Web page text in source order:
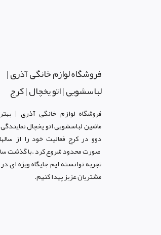
فروشگاه لوازم خانگی آذری |
لباسشویی | اتو یخچال | کرج
فروشگاه لوازم خانگی آذری |
ماشین لباسشویی اتو یخچال
دوو در کرج فعالیت خود را از
صورت محدود شروع کرد .با گذشت
تجربه توانسته ایم جایگاه ویژه ای
مشتریان عزیز پیدا کنیم.